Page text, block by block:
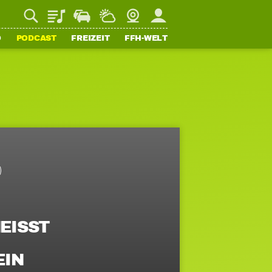
PlaylistStaupilotWetterWebcamMein FFH
PODCAST FREIZEIT FFH-WELT
J
N